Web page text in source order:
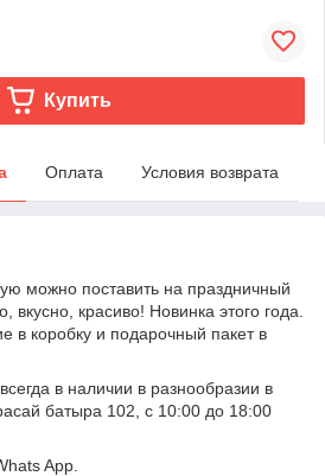
Купить
Оплата Условия возврата
можно поставить на праздничный
вкусно, красиво! Новинка этого года.
коробку и подарочный пакет в
в наличии в разнообразии в
батыра 102, с 10:00 до 18:00
App.